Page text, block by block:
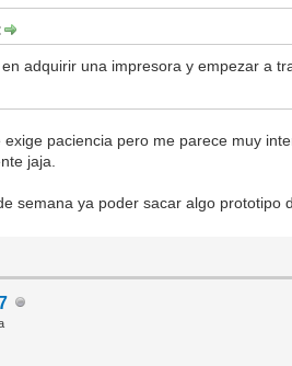
adquirir una impresora y empezar a
paciencia pero me parece muy
jaja.
semana ya poder sacar algo